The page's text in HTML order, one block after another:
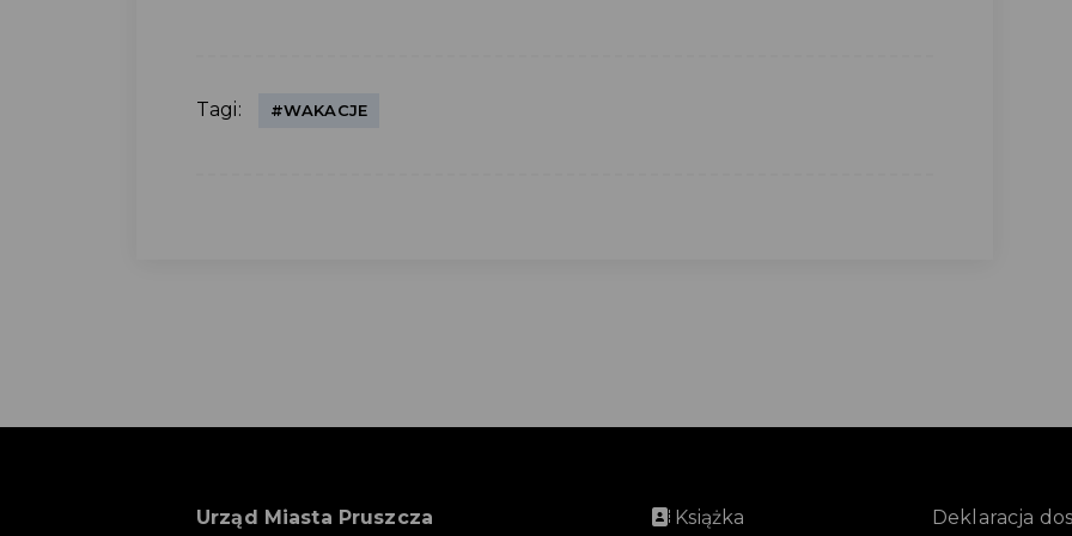
Tagi: #WAKACJE
Urząd Miasta Pruszcza Książka Deklaracja